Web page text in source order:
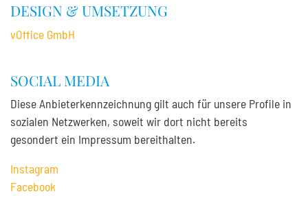
DESIGN & UMSETZUNG
vOffice GmbH
SOCIAL MEDIA
Diese Anbieterkennzeichnung gilt auch für unsere Profile in
sozialen Netzwerken, soweit wir dort nicht bereits
gesondert ein Impressum bereithalten.
Instagram
Facebook